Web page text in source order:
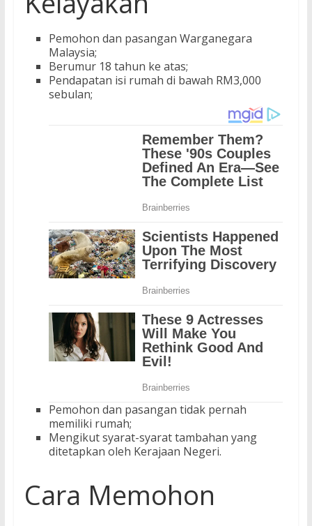
Pemohon dan pasangan Warganegara
Malaysia;
Berumur 18 tahun ke atas;
Pendapatan isi rumah di bawah RM3,000
sebulan;
Pemohon dan pasangan tidak pernah
memiliki rumah;
Mengikut syarat-syarat tambahan yang
ditetapkan oleh Kerajaan Negeri.
Cara Memohon